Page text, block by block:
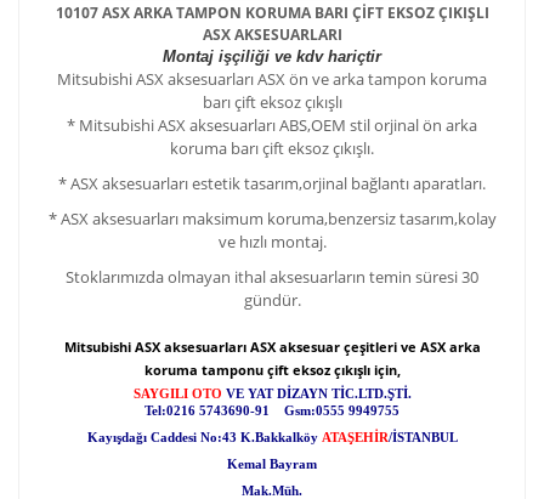
10107 ASX ARKA TAMPON KORUMA BARI ÇİFT EKSOZ ÇIKIŞLI
ASX AKSESUARLARI
Montaj işçiliği ve kdv hariçtir
Mitsubishi ASX aksesuarları ASX ön ve arka tampon koruma
barı çift eksoz çıkışlı
* Mitsubishi ASXaksesuarları ABS,OEM stil orjinal ön arka
koruma barı çift eksoz çıkışlı.
* ASX aksesuarları estetik tasarım,orjinal bağlantı aparatları.
* ASX aksesuarları maksimum koruma,benzersiz tasarım,kolay
ve hızlı montaj.
Stoklarımızda olmayan ithal aksesuarların temin süresi 30
gündür.
Mitsubishi ASX aksesuarları ASX aksesuar çeşitleri ve ASX arka
koruma tamponu çift eksoz çıkışlı için,
SAYGILI OTO VE YAT DİZAYN TİC.LTD.ŞTİ.
Tel:0216 5743690-91 Gsm:0555 9949755
Kayışdağı Caddesi No:43 K.Bakkalköy ATAŞEHİR/İSTANBUL
Kemal Bayram
Mak.Müh.